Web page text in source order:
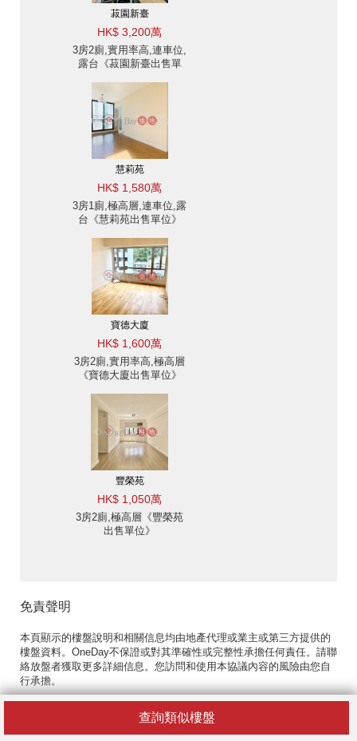
查詢類似樓盤
菽園新臺
HK$ 3,200萬
3房2廁,實用率高,連車位,
露台《菽園新臺出售單
慧莉苑
HK$ 1,580萬
3房1廁,極高層,連車位,露
台《慧莉苑出售單位》
寶德大廈
HK$ 1,600萬
3房2廁,實用率高,極高層
《寶德大廈出售單位》
豐榮苑
HK$ 1,050萬
3房2廁,極高層《豐榮苑
出售單位》
免責聲明
本頁顯示的樓盤說明和相關信息均由地產代理或業主或第三方提供的
樓盤資料。OneDay不保證或對其準確性或完整性承擔任何責任。請聯
絡放盤者獲取更多詳細信息。您訪問和使用本協議內容的風險由您自
行承擔。